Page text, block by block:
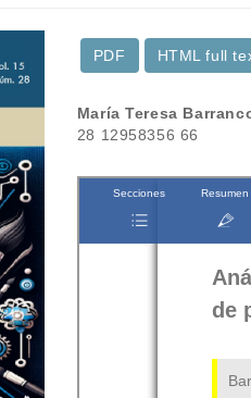
PDF
HTML full
Contenido
del
artículo
María Teresa
28 12958356 66